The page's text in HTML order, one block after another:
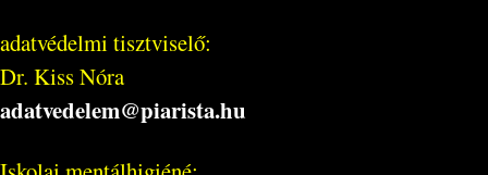
adatvédelmi tisztviselő:
Dr. Kiss Nóra
adatvedelem@piarista.hu